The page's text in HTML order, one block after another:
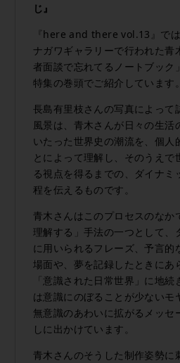
じ』
『here and there vol.13』で
ナガワギャラリーで行われた青
者面談で忘れてるノートブック
特集の巻頭でご紹介しています。
長島有里枝さんの写真によって
風景は、青木さんが日々の生活
いたった世界史の潮流を、個人
とによって理解し、そのうえで
る視点を得るまでの、ダイナミ
程を伝えるものです。
青木さんはこのプロセスのなか
理解する」手法の一つとして、
に用いられるフレーズ、予言的
場面や、夢を記録したときにあ
「意識された日常世界」に地
は意識にのぼることが少ないモ
無意識のあわいに拡がるメッセ
しに出かけています。
青木さんのそうした制作姿勢に